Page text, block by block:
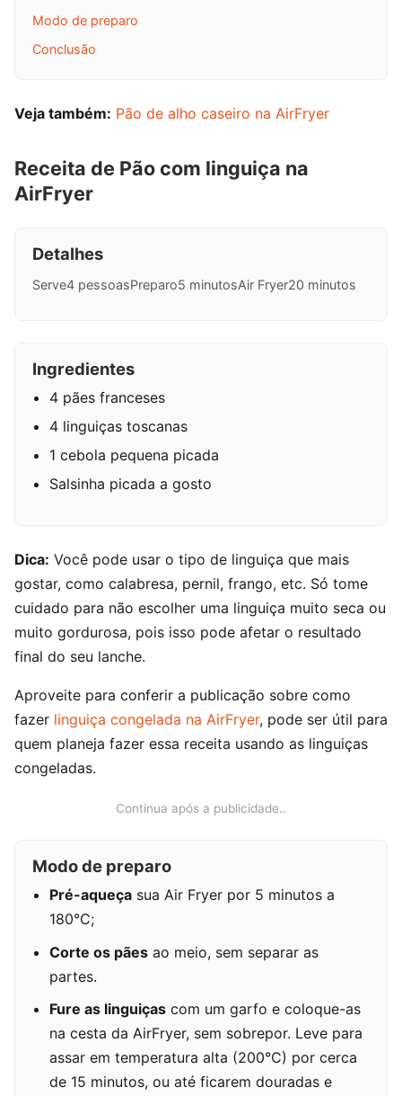
Modo de preparo
Conclusão
Veja também: Pão de alho caseiro na AirFryer
Receita de Pão com linguiça na
AirFryer
Detalhes
Serve4 pessoasPreparo5 minutosAir Fryer20 minutos
Ingredientes
4 pães franceses
4 linguiças toscanas
1 cebola pequena picada
Salsinha picada a gosto
Dica: Você pode usar o tipo de linguiça que mais
gostar, como calabresa, pernil, frango, etc. Só tome
cuidado para não escolher uma linguiça muito seca ou
muito gordurosa, pois isso pode afetar o resultado
final do seu lanche.
Aproveite para conferir a publicação sobre como
fazer linguiça congelada na AirFryer, pode ser útil para
quem planeja fazer essa receita usando as linguiças
congeladas.
Continua após a publicidade..
Modo de preparo
Pré-aqueça sua Air Fryer por 5 minutos a
180°C;
Corte os pães ao meio, sem separar as
partes.
Fure as linguiças com um garfo e coloque-as
na cesta da AirFryer, sem sobrepor. Leve para
assar em temperatura alta (200°C) por cerca
de 15 minutos, ou até ficarem douradas e